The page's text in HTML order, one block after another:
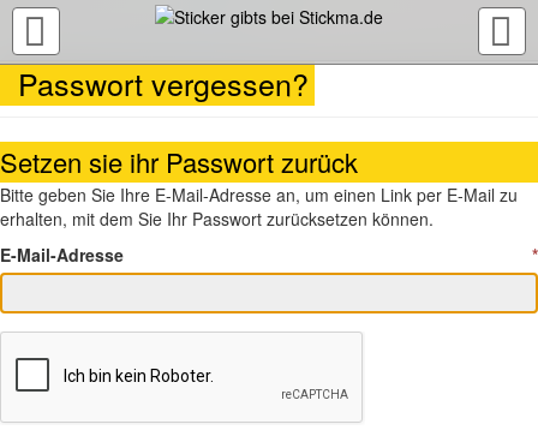
TOGGLE
NAVIGATION
Passwort vergessen?
Setzen sie ihr Passwort zurück
Bitte geben Sie Ihre E-Mail-Adresse an, um einen Link per E-Mail zu
erhalten, mit dem Sie Ihr Passwort zurücksetzen können.
*
E-Mail-Adresse